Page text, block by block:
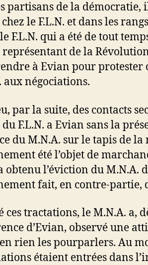
partisans de la démocratie,
le F.L.N. et dans les
F.L.N. qui a été de tout
représentant de la
à Evian pour protester
aux négociations.
par la suite, des contacts
F.L.N. a Evian sans la
du M.N.A. sur le tapis de la
été l’objet de
obtenu l’éviction du M.N.A.
fait, en contre-partie,
ces tractations, le M.N.A. a,
d’Evian, observé une
rien les pourparlers. Au
étaient entrées dans